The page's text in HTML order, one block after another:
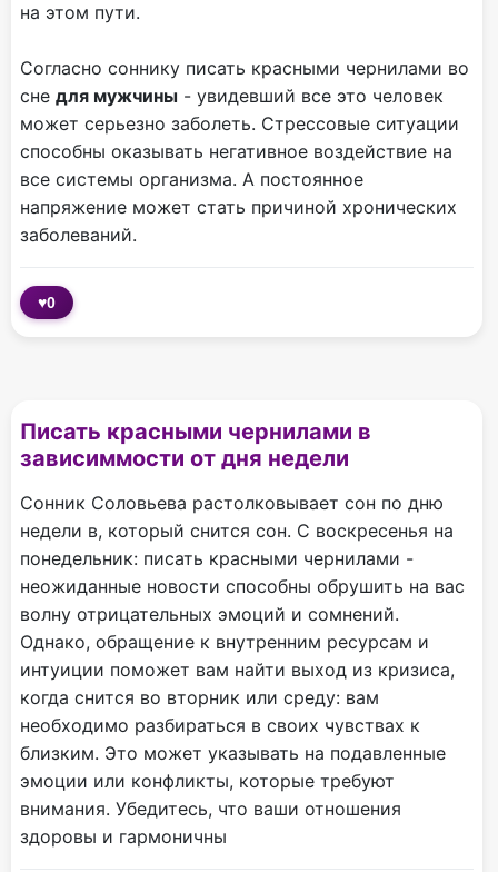
на этом пути.
Согласно соннику писать красными чернилами во
сне для мужчины - увидевший все это человек
может серьезно заболеть. Стрессовые ситуации
способны оказывать негативное воздействие на
все системы организма. А постоянное
напряжение может стать причиной хронических
заболеваний.
♥0
Писать красными чернилами в
зависиммости от дня недели
Сонник Соловьева растолковывает сон по дню
недели в, который снится сон. С воскресенья на
понедельник: писать красными чернилами -
неожиданные новости способны обрушить на вас
волну отрицательных эмоций и сомнений.
Однако, обращение к внутренним ресурсам и
интуиции поможет вам найти выход из кризиса,
когда снится во вторник или среду: вам
необходимо разбираться в своих чувствах к
близким. Это может указывать на подавленные
эмоции или конфликты, которые требуют
внимания. Убедитесь, что ваши отношения
здоровы и гармоничны